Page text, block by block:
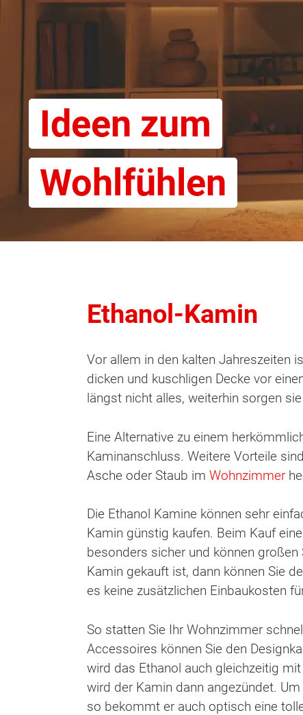
Ideen zum
Wohlfühlen
Ethanol-Kamin
Vor allem in den kalten Jahreszeiten
dicken und kuschligen Decke vor
längst nicht alles, weiterhin sorgen
Eine Alternative zu einem
Kaminanschluss. Weitere Vorteile
Asche oder Staub im Wohnzimmer
Die Ethanol Kamine können sehr
Kamin günstig kaufen. Beim Kauf
besonders sicher und können
Kamin gekauft ist, dann können Sie
es keine zusätzlichen Einbaukosten
So statten Sie Ihr Wohnzimmer
Accessoires können Sie den
wird das Ethanol auch gleichzeitig
wird der Kamin dann angezündet.
so bekommt er auch optisch eine